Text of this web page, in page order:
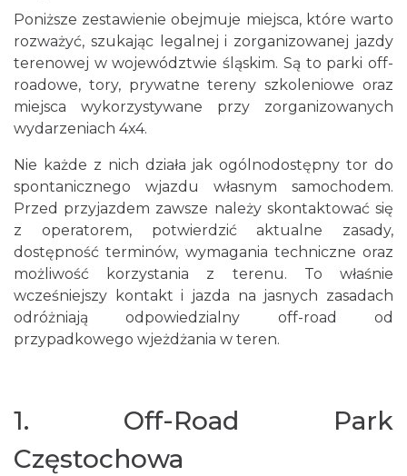
Poniższe zestawienie obejmuje miejsca, które warto
rozważyć, szukając legalnej i zorganizowanej jazdy
terenowej w województwie śląskim. Są to parki off-
roadowe, tory, prywatne tereny szkoleniowe oraz
miejsca wykorzystywane przy zorganizowanych
wydarzeniach 4x4.
Nie każde z nich działa jak ogólnodostępny tor do
spontanicznego wjazdu własnym samochodem.
Przed przyjazdem zawsze należy skontaktować się
z operatorem, potwierdzić aktualne zasady,
dostępność terminów, wymagania techniczne oraz
możliwość korzystania z terenu. To właśnie
wcześniejszy kontakt i jazda na jasnych zasadach
odróżniają odpowiedzialny off-road od
przypadkowego wjeżdżania w teren.
1. Off-Road Park
Częstochowa